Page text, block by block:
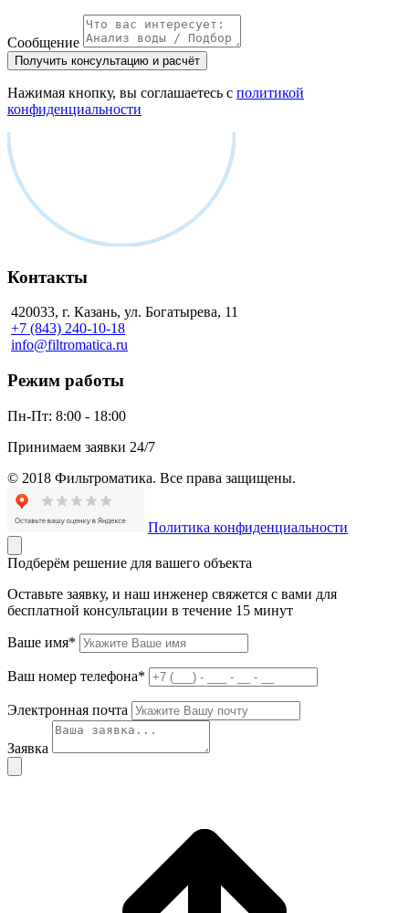
Сообщение
Получить консультацию и расчёт
Нажимая кнопку, вы соглашаетесь с политикой
конфиденциальности
Контакты
420033, г. Казань, ул. Богатырева, 11
+7 (843) 240-10-18
info@filtromatica.ru
Режим работы
Пн-Пт: 8:00 - 18:00
Принимаем заявки 24/7
© 2018 Фильтроматика. Все права защищены.
Политика конфиденциальности
Подберём решение для вашего объекта
Оставьте заявку, и наш инженер свяжется с вами для
бесплатной консультации в течение 15 минут
Ваше имя*
Ваш номер телефона*
Электронная почта
Заявка